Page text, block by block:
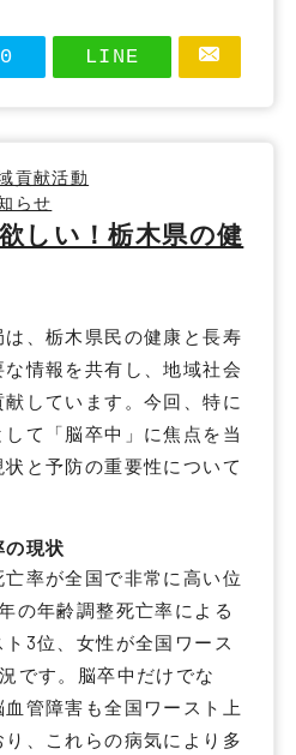
0 LINE
貢献活動
らせ
欲しい！栃木県の健
、栃木県民の健康と長寿
情報を共有し、地域社会
しています。今回、特に
て「脳卒中」に焦点を当
と予防の重要性について
の現状
率が全国で非常に高い位
の年齢調整死亡率による
3位、女性が全国ワース
です。脳卒中だけでな
管障害も全国ワースト上
、これらの病気により多